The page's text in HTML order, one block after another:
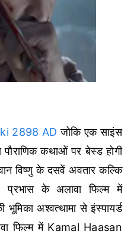
2898 AD जोकि एक साइंस
कथाओं पर बेस्ड होगी
विष्णु के दसवें अवतार कल्कि
प्रभास के अलावा फिल्म में
अश्वत्थामा से इंस्पायर्ड
फिल्म में Kamal Haasan